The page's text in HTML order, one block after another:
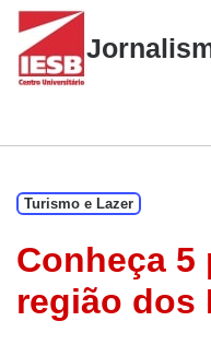
Skip
content
Turismo e Lazer
Conheça 5
região dos